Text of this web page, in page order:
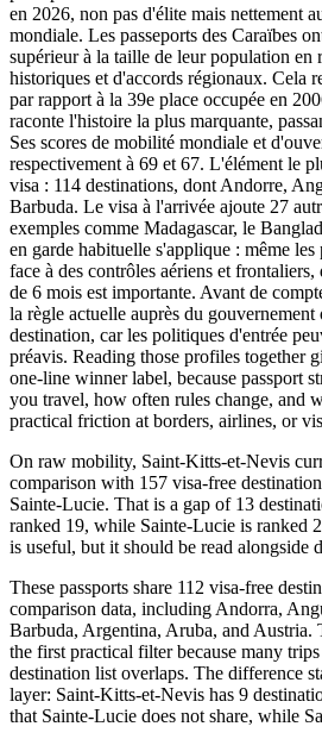
en 2026, non pas d'élite mais nettement
mondiale. Les passeports des Caraïbes
supérieur à la taille de leur population en
historiques et d'accords régionaux. Cela
par rapport à la 39e place occupée en
raconte l'histoire la plus marquante,
Ses scores de mobilité mondiale et
respectivement à 69 et 67. L'élément le
visa : 114 destinations, dont Andorre,
Barbuda. Le visa à l'arrivée ajoute 27
exemples comme Madagascar, le
en garde habituelle s'applique : même les
face à des contrôles aériens et
de 6 mois est importante. Avant de
la règle actuelle auprès du gouvernement
destination, car les politiques d'entrée
préavis. Reading those profiles together
one-line winner label, because passport
you travel, how often rules change, and
practical friction at borders, airlines, or
On raw mobility, Saint-Kitts-et-Nevis
comparison with 157 visa-free
Sainte-Lucie. That is a gap of 13
ranked 19, while Sainte-Lucie is ranked
is useful, but it should be read alongside
These passports share 112 visa-free
comparison data, including Andorra,
Barbuda, Argentina, Aruba, and Austria.
the first practical filter because many
destination list overlaps. The difference
layer: Saint-Kitts-et-Nevis has 9
that Sainte-Lucie does not share, while